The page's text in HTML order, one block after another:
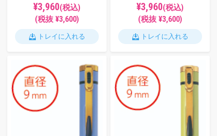
¥3,960(税込)
(税抜 ¥3,600)
トレイに入れる
¥3,960(税込)
(税抜 ¥3,600)
トレイに入れる